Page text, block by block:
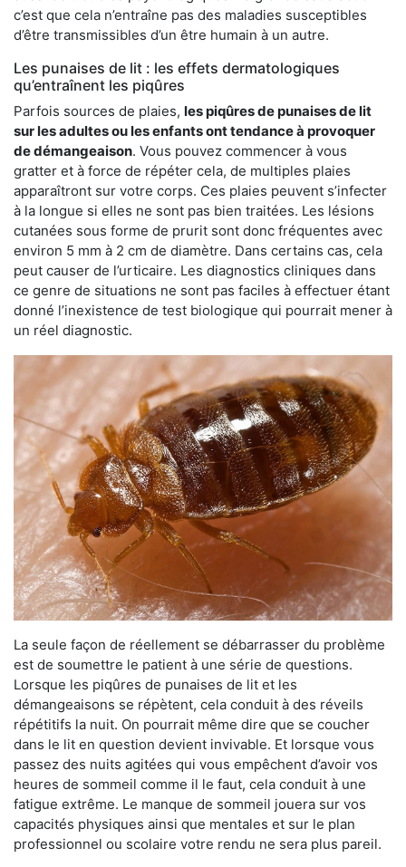
c’est que cela n’entraîne pas des maladies susceptibles
d’être transmissibles d’un être humain à un autre.
Les punaises de lit : les effets dermatologiques
qu’entraînent les piqûres
Parfois sources de plaies, les piqûres de punaises de lit
sur les adultes ou les enfants ont tendance à provoquer
de démangeaison. Vous pouvez commencer à vous
gratter et à force de répéter cela, de multiples plaies
apparaîtront sur votre corps. Ces plaies peuvent s’infecter
à la longue si elles ne sont pas bien traitées. Les lésions
cutanées sous forme de prurit sont donc fréquentes avec
environ 5 mm à 2 cm de diamètre. Dans certains cas, cela
peut causer de l’urticaire. Les diagnostics cliniques dans
ce genre de situations ne sont pas faciles à effectuer étant
donné l’inexistence de test biologique qui pourrait mener à
un réel diagnostic.
La seule façon de réellement se débarrasser du problème
est de soumettre le patient à une série de questions.
Lorsque les piqûres de punaises de lit et les
démangeaisons se répètent, cela conduit à des réveils
répétitifs la nuit. On pourrait même dire que se coucher
dans le lit en question devient invivable. Et lorsque vous
passez des nuits agitées qui vous empêchent d’avoir vos
heures de sommeil comme il le faut, cela conduit à une
fatigue extrême. Le manque de sommeil jouera sur vos
capacités physiques ainsi que mentales et sur le plan
professionnel ou scolaire votre rendu ne sera plus pareil.